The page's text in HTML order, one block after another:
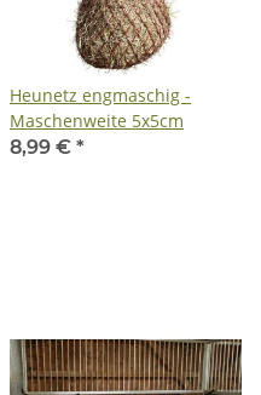
Heunetz engmaschig -
Maschenweite 5x5cm
8,99 € *